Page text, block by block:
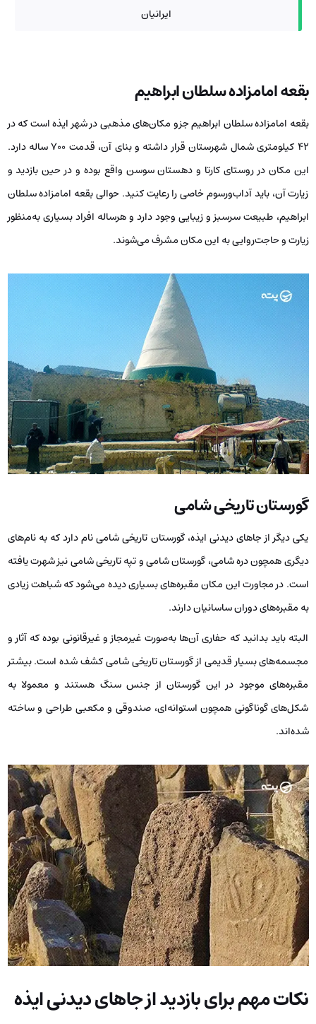
ایرانیان
بقعه امامزاده سلطان ابراهیم
بقعه امامزاده سلطان ابراهیم جزو مکان‌های مذهبی در شهر ایذه است که در
42 کیلومتری شمال شهرستان قرار داشته و بنای آن، قدمت 700 ساله دارد.
این مکان در روستای کارتا و دهستان سوسن واقع بوده و در حین بازدید و
زیارت آن، باید آداب‌ورسوم خاصی را رعایت کنید. حوالی بقعه امامزاده سلطان
ابراهیم، طبیعت سرسبز و زیبایی وجود دارد و هرساله افراد بسیاری به‌منظور
زیارت و حاجت‌روایی به این مکان مشرف می‌شوند.
گورستان تاریخی شامی
یکی دیگر از جاهای دیدنی ایذه، گورستان تاریخی شامی نام دارد که به نام‌های
دیگری همچون دره شامی، گورستان شامی و تپه تاریخی شامی نیز شهرت یافته
است. در مجاورت این مکان مقبره‌های بسیاری دیده می‌شود که شباهت زیادی
به مقبره‌های دوران ساسانیان دارند.
البته باید بدانید که حفاری آن‌ها به‌صورت غیرمجاز و غیرقانونی بوده که آثار و
مجسمه‌های بسیار قدیمی از گورستان تاریخی شامی کشف شده است. بیشتر
مقبره‌های موجود در این گورستان از جنس سنگ هستند و معمولا به‌
شکل‌های گوناگونی همچون استوانه‌ای، صندوقی و مکعبی طراحی و ساخته
شده‌اند.
نکات مهم برای بازدید از جاهای دیدنی ایذه